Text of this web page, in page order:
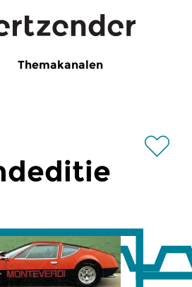
Themakanalen